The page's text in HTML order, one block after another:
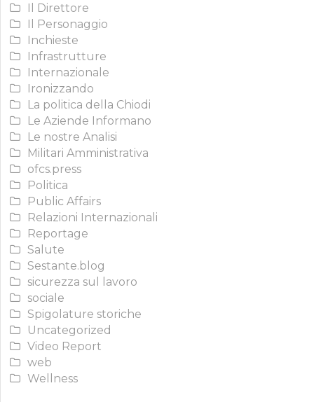
Il Direttore
Il Personaggio
Inchieste
Infrastrutture
Internazionale
Ironizzando
La politica della Chiodi
Le Aziende Informano
Le nostre Analisi
Militari Amministrativa
ofcs.press
Politica
Public Affairs
Relazioni Internazionali
Reportage
Salute
Sestante.blog
sicurezza sul lavoro
sociale
Spigolature storiche
Uncategorized
Video Report
web
Wellness